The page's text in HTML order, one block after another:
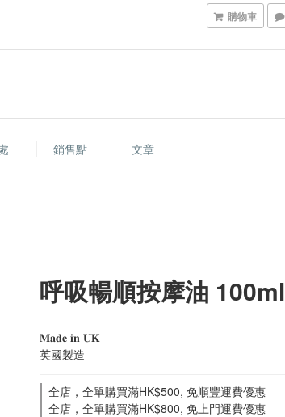
購物車
銷售點 文章
呼吸暢順按摩油 100ml
𝐌𝐚𝐝𝐞 𝐢𝐧 𝐔𝐊
英國製造
全店，全單購買滿HK$500, 免順豐運費優惠
全店，全單購買滿HK$800, 免上門運費優惠